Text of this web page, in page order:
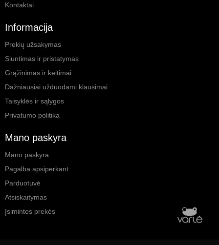
Kontaktai
Informacija
Prekių užsakymas
Siuntimas ir pristatymas
Grąžinimas ir keitimai
Dažniausiai užduodami klausimai
Taisyklės ir sąlygos
Privatumo politika
Mano paskyra
Mano paskyra
Pagalba apsiperkant
Parduotuvė
Atsiskaitymas
Įsimintos prekės